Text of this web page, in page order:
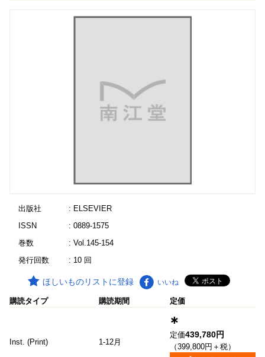
出版社
: ELSEVIER
ISSN
: 0889-1575
巻数
: Vol.145-154
発行回数
: 10 回
ほしいものリストに登録 いいね
購読タイプ 購読期間 定価
Inst. (Print) 1-12月
∗
定価439,780円
（399,800円＋税）